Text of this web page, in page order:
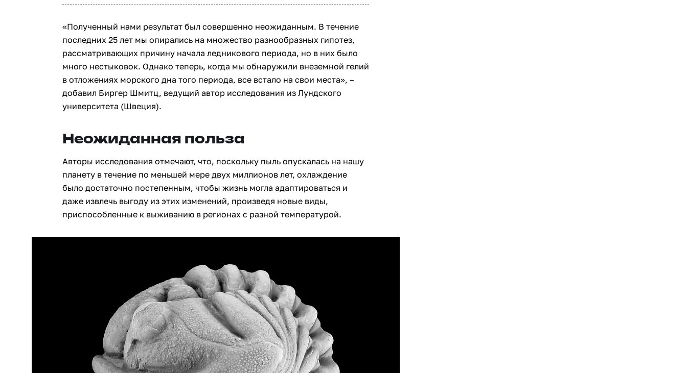
«Полученный нами результат был совершенно неожиданным. В течение
последних 25 лет мы опирались на множество разнообразных гипотез,
рассматривающих причину начала ледникового периода, но в них было
много нестыковок. Однако теперь, когда мы обнаружили внеземной гелий
в отложениях морского дна того периода, все встало на свои места», –
добавил Биргер Шмитц, ведущий автор исследования из Лундского
университета (Швеция).
Неожиданная польза
Авторы исследования отмечают, что, поскольку пыль опускалась на нашу
планету в течение по меньшей мере двух миллионов лет, охлаждение
было достаточно постепенным, чтобы жизнь могла адаптироваться и
даже извлечь выгоду из этих изменений, произведя новые виды,
приспособленные к выживанию в регионах с разной температурой.